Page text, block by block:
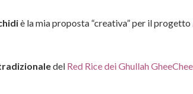
è la mia proposta “creativa” per il progetto
del Red Rice dei Ghullah GheeChee